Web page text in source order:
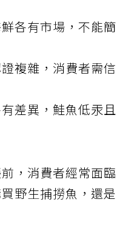
各有市場，不能簡
複雜，消費者需信
差異，鮭魚低汞且
，消費者經常面臨
野生捕撈魚，還是